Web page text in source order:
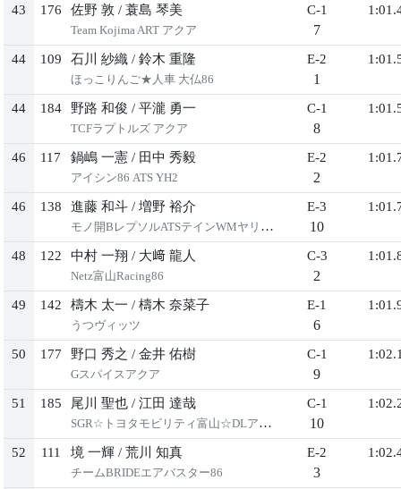
43 176 佐野 敦 / 蓑島 琴美
Team Kojima ART アクア
C-1
7
44 109 石川 紗織 / 鈴木 重隆
ほっこりんご★人車 大仏86
E-2
1
44 184 野路 和俊 / 平瀧 勇一
TCFラプトルズ アクア
C-1
8
46 117 鍋嶋 一憲 / 田中 秀毅
アイシン86 ATS YH2
E-2
2
46 138 進藤 和斗 / 増野 裕介
モノ開BレプソルATSテインWMヤリス2
E-3
10
48 122 中村 一翔 / 大﨑 龍人
Netz富山Racing86
C-3
2
49 142 檮木 太一 / 檮木 奈菜子
うつヴィッツ
E-1
6
50 177 野口 秀之 / 金井 佑樹
Gスパイスアクア
C-1
9
51 185 尾川 聖也 / 江田 達哉
SGR☆トヨタモビリティ富山☆DLアクア
C-1
10
52 111 境 一輝 / 荒川 知真
チームBRIDEエアバスター86
E-2
3